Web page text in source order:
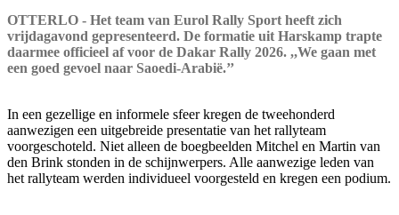
OTTERLO - Het team van Eurol Rally Sport heeft zich
vrijdagavond gepresenteerd. De formatie uit Harskamp trapte
daarmee officieel af voor de Dakar Rally 2026. ,,We gaan met
een goed gevoel naar Saoedi-Arabië.’’
In een gezellige en informele sfeer kregen de tweehonderd
aanwezigen een uitgebreide presentatie van het rallyteam
voorgeschoteld. Niet alleen de boegbeelden Mitchel en Martin van
den Brink stonden in de schijnwerpers. Alle aanwezige leden van
het rallyteam werden individueel voorgesteld en kregen een podium.